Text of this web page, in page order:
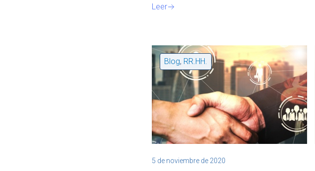
Leer
Blog, RR.HH.
5 de noviembre de 2020